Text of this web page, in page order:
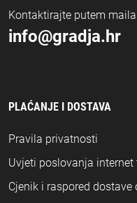
Kontaktirajte putem
info@gradja.hr
PLAĆANJE I DOSTAVA
Pravila privatnosti
Uvjeti poslovanja internet
Cjenik i raspored dostave